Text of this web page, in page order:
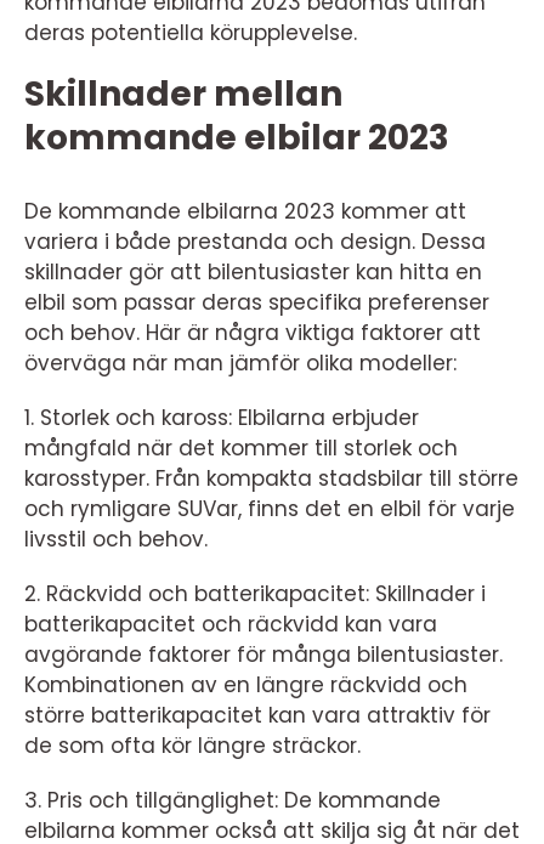
deras potentiella körupplevelse.
Skillnader mellan
kommande elbilar 2023
De kommande elbilarna 2023 kommer att
variera i både prestanda och design. Dessa
skillnader gör att bilentusiaster kan hitta en
elbil som passar deras specifika preferenser
och behov. Här är några viktiga faktorer att
överväga när man jämför olika modeller:
1. Storlek och kaross: Elbilarna erbjuder
mångfald när det kommer till storlek och
karosstyper. Från kompakta stadsbilar till större
och rymligare SUVar, finns det en elbil för varje
livsstil och behov.
2. Räckvidd och batterikapacitet: Skillnader i
batterikapacitet och räckvidd kan vara
avgörande faktorer för många bilentusiaster.
Kombinationen av en längre räckvidd och
större batterikapacitet kan vara attraktiv för
de som ofta kör längre sträckor.
3. Pris och tillgänglighet: De kommande
elbilarna kommer också att skilja sig åt när det